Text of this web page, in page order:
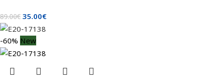
89.00€ 35.00€
-60% New